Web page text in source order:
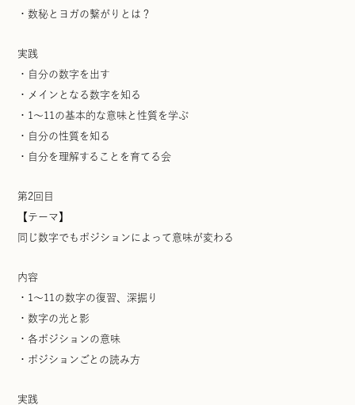
・数秘とヨガの繋がりとは？
実践
・自分の数字を出す
・メインとなる数字を知る
・1〜11の基本的な意味と性質を学ぶ
・自分の性質を知る
・自分を理解することを育てる会
第2回目
【テーマ】
同じ数字でもポジションによって意味が変わる
内容
・1〜11の数字の復習、深掘り
・数字の光と影
・各ポジションの意味
・ポジションごとの読み方
実践